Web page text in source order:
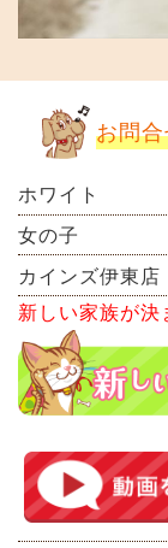
お問
ホワイト
女の子
カインズ伊東店
新しい家族が